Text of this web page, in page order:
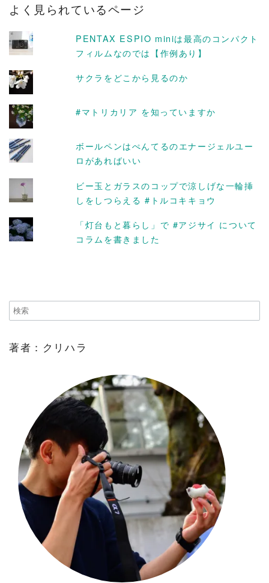
イ
よく見られているページ
PENTAX ESPIO miniは最高のコンパクト
フィルムなのでは【作例あり】
サクラをどこから見るのか
#マトリカリア を知っていますか
ボールペンはぺんてるのエナージェルユー
ロがあればいい
ビー玉とガラスのコップで涼しげな一輪挿
しをしつらえる #トルコキキョウ
「灯台もと暮らし」で #アジサイ について
コラムを書きました
著者：クリハラ